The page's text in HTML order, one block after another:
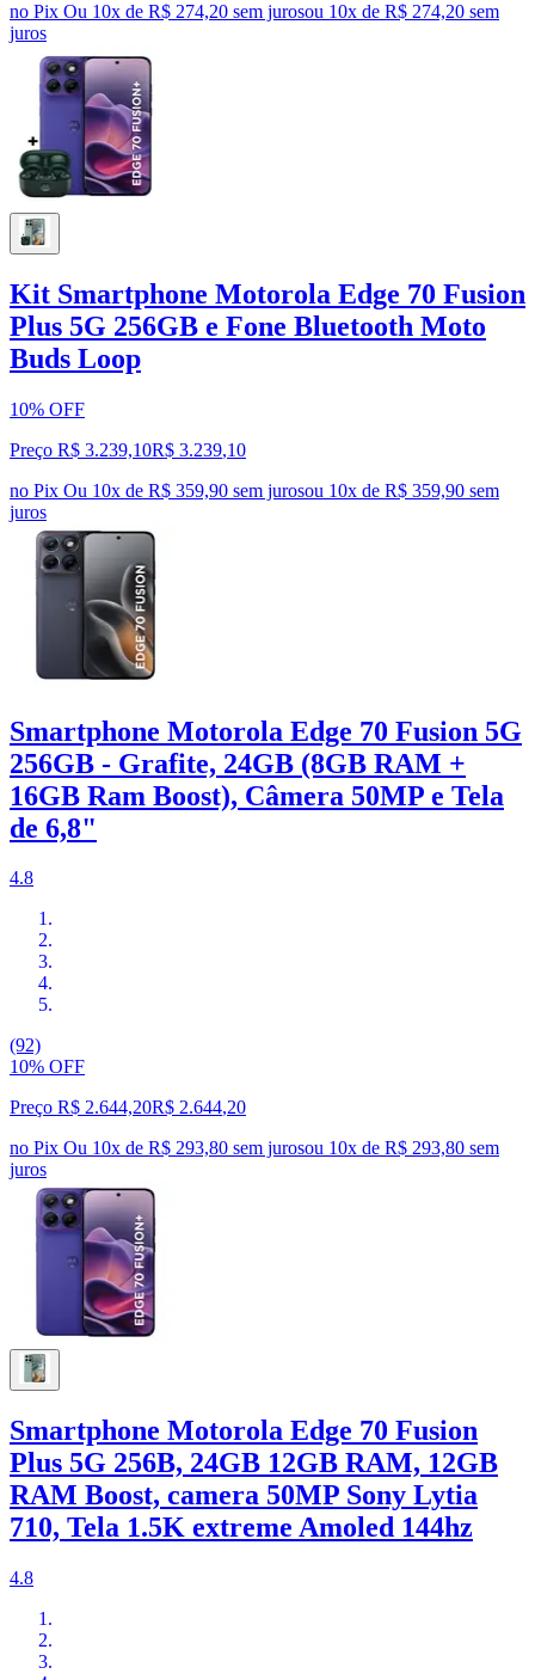
no Pix Ou 10x de R$ 274,20 sem jurosou 10x de R$ 274,20 sem
juros
Kit Smartphone Motorola Edge 70 Fusion
Plus 5G 256GB e Fone Bluetooth Moto
Buds Loop
10% OFF
Preço R$ 3.239,10R$ 3.239,10
no Pix Ou 10x de R$ 359,90 sem jurosou 10x de R$ 359,90 sem
juros
Smartphone Motorola Edge 70 Fusion 5G
256GB - Grafite, 24GB (8GB RAM +
16GB Ram Boost), Câmera 50MP e Tela
de 6,8"
4.8
(92)
10% OFF
Preço R$ 2.644,20R$ 2.644,20
no Pix Ou 10x de R$ 293,80 sem jurosou 10x de R$ 293,80 sem
juros
Smartphone Motorola Edge 70 Fusion
Plus 5G 256B, 24GB 12GB RAM, 12GB
RAM Boost, camera 50MP Sony Lytia
710, Tela 1.5K extreme Amoled 144hz
4.8